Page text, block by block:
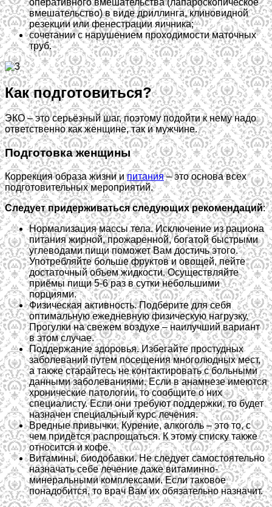
вмешательство) в виде дриллинга, клиновидной
резекции или фенестрации яичника;
сочетании с нарушением проходимости маточных
труб.
Как подготовиться?
ЭКО – это серьёзный шаг, поэтому подойти к нему надо
ответственно как женщине, так и мужчине.
Подготовка женщины
Коррекция образа жизни ипитания– это основа всех
подготовительных мероприятий.
Следует придерживаться следующих рекомендаций:
Нормализация массы тела. Исключение из рациона
питания жирной, прожаренной, богатой быстрыми
углеводами пищи поможет Вам достичь этого.
Употребляйте больше фруктов и овощей, пейте
достаточный объем жидкости. Осуществляйте
приёмы пищи 5-6 раз в сутки небольшими
порциями.
Физическая активность. Подберите для себя
оптимальную ежедневную физическую нагрузку.
Прогулки на свежем воздухе – наилучший вариант
в этом случае.
Поддержание здоровья. Избегайте простудных
заболеваний путем посещения многолюдных мест,
а также старайтесь не контактировать с больными
данными заболеваниями. Если в анамнезе имеются
хронические патологии, то сообщите о них
специалисту. Если они требуют поддержки, то будет
назначен специальный курс лечения.
Вредные привычки. Курение, алкоголь – это то, с
чем придётся распрощаться. К этому списку также
относится и кофе.
Витамины, биодобавки. Не следует самостоятельно
назначать себе лечение даже витаминно-
минеральными комплексами. Если таковое
понадобится, то врач Вам их обязательно назначит.